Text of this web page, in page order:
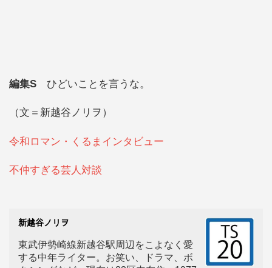
編集S ひどいことを言うな。
（文＝新越谷ノリヲ）
令和ロマン・くるまインタビュー
不仲すぎる芸人対談
新越谷ノリヲ
東武伊勢崎線新越谷駅周辺をこよなく愛
する中年ライター。お笑い、ドラマ、ボ